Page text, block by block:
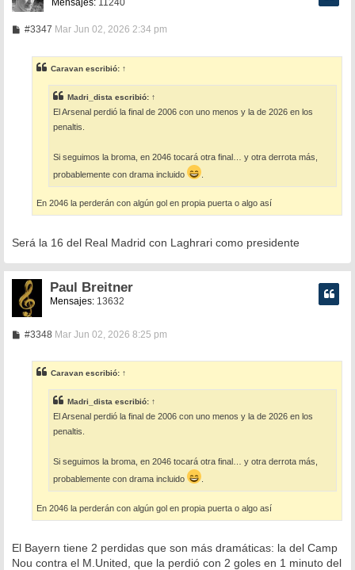
Mensajes: 11240
#3347M
a
j
e
Mar Jun 02, 2026 2:34 pm
Caravan escribió: ↑
Madri_dista escribió: ↑
El Arsenal perdió la final de 2006 con uno menos y la de 2026 en los
penaltis.
Si seguimos la broma, en 2046 tocará otra final… y otra derrota más,
probablemente con drama incluido
En 2046 la perderán con algún gol en propia puerta o algo así
Será la 16 del Real Madrid con Laghrari como presidente
Paul Breitner
Mensajes:13632
#3348M
a
j
e
Mar Jun 02, 2026 8:25 pm
Caravan escribió: ↑
Madri_dista escribió: ↑
El Arsenal perdió la final de 2006 con uno menos y la de 2026 en los
penaltis.
Si seguimos la broma, en 2046 tocará otra final… y otra derrota más,
probablemente con drama incluido
En 2046 la perderán con algún gol en propia puerta o algo así
El Bayern tiene 2 perdidas que son más dramáticas: la del Camp
Nou contra el M.United, que la perdió con 2 goles en 1 minuto del